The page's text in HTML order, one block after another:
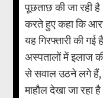
पूछताछ की जा रही
करते हुए कहा कि
यह गिरफ्तारी की
अस्पतालों में इलाज
से सवाल उठने लगे हैं,
माहौल देखा जा रहा